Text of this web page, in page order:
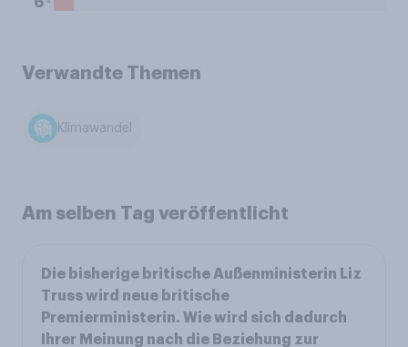
Verwandte Themen
Klimawandel
Am selben Tag veröffentlicht
Die bisherige britische Außenministerin Liz
Truss wird neue britische
Premierministerin. Wie wird sich dadurch
Ihrer Meinung nach die Beziehung zur